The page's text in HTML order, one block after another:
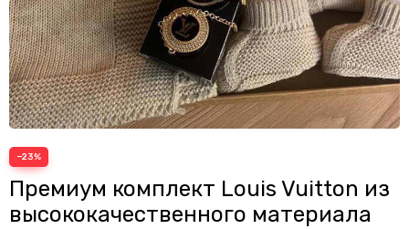
−23%
Премиум комплект Louis Vuitton из
высококачественного материала